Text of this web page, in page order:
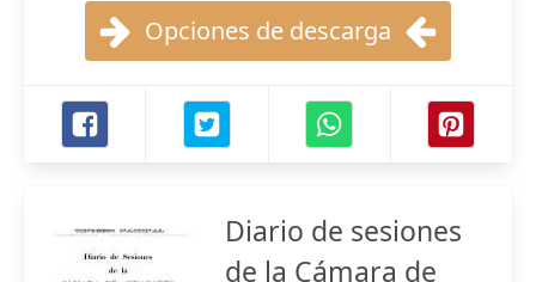
Opciones de descarga
Diario de sesiones
de la Cámara de